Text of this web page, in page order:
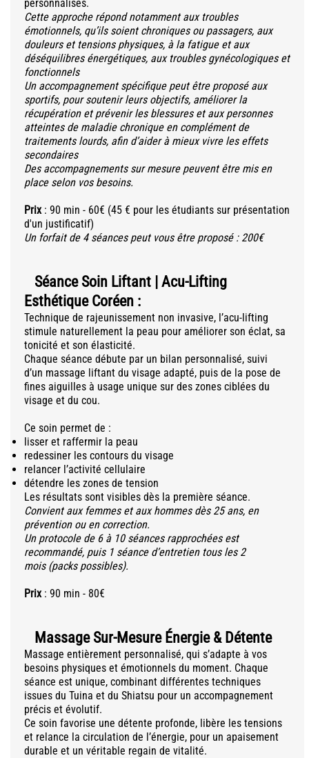
personnalisés.
Cette approche répond notamment aux troubles
émotionnels, qu’ils soient chroniques ou passagers, aux
douleurs et tensions physiques, à la fatigue et aux
déséquilibres énergétiques, aux troubles gynécologiques et
fonctionnels
Un accompagnement spécifique peut être proposé aux
sportifs, pour soutenir leurs objectifs, améliorer la
récupération et prévenir les blessures et aux personnes
atteintes de maladie chronique en complément de
traitements lourds, afin d’aider à mieux vivre les effets
secondaires
Des accompagnements sur mesure peuvent être mis en
place selon vos besoins.
Prix ​: 90 min - 60€ (45 € pour les étudiants sur présentation
d'un justificatif)
Un forfait de 4 séances peut vous être proposé : 200€
Séance Soin Liftant | Acu-Lifting
Esthétique Coréen :
Technique de rajeunissement non invasive, l’acu-lifting
stimule naturellement la peau pour améliorer son éclat, sa
tonicité et son élasticité.
Chaque séance débute par un bilan personnalisé, suivi
d’un massage liftant du visage adapté, puis de la pose de
fines aiguilles à usage unique sur des zones ciblées du
visage et du cou.
Ce soin permet de :
lisser et raffermir la peau
redessiner les contours du visage
relancer l’activité cellulaire
détendre les zones de tension
Les résultats sont visibles dès la première séance.
Convient aux femmes et aux hommes dès 25 ans, en
prévention ou en correction.
Un protocole de 6 à 10 séances rapprochées est
recommandé, puis 1 séance d’entretien tous les 2
mois (packs possibles).
Prix ​: 90 min - 80€
Massage Sur-Mesure Énergie & Détente
Massage entièrement personnalisé, qui s’adapte à vos
besoins physiques et émotionnels du moment. Chaque
séance est unique, combinant différentes techniques
issues du Tuina et du Shiatsu pour un accompagnement
précis et évolutif.
Ce soin favorise une détente profonde, libère les tensions
et relance la circulation de l’énergie, pour un apaisement
durable et un véritable regain de vitalité.